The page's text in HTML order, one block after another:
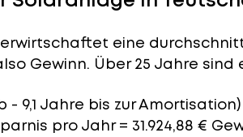
erwirtschaftet eine
Gewinn. Über 25 Jahre sind
9,1 Jahre bis zur Amortisation)
pro Jahr = 31.924,88 €